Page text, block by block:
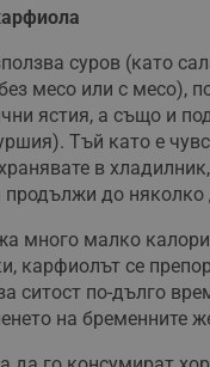
суров (като
месо или с месо),
ястия, а също и
Тъй като е
в
продължи до няколко
много малко
карфиолът се
ситост по-дълго
на бременните